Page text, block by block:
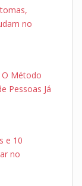
no
O Método
Pessoas Já
e 10
no